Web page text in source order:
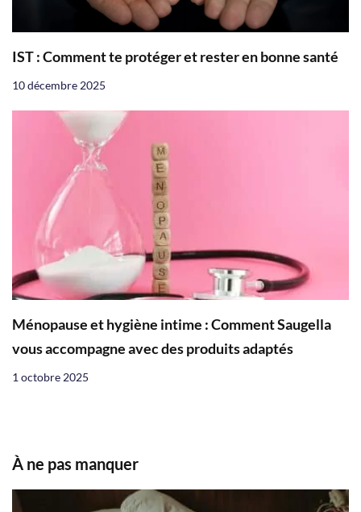
IST : Comment te protéger et rester en bonne santé
10 décembre 2025
Ménopause et hygiène intime : Comment Saugella
vous accompagne avec des produits adaptés
1 octobre 2025
À ne pas manquer